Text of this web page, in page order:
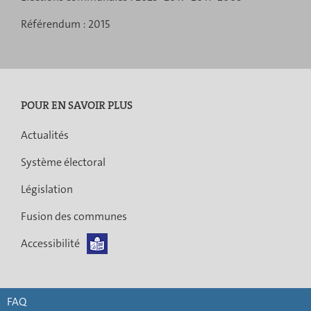
Référendum : 2015
POUR EN SAVOIR PLUS
Actualités
Système électoral
Législation
Fusion des communes
Accessibilité
FAQ